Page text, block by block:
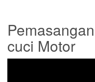
cuci Motor